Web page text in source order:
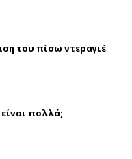
του πίσω ντεραγιέ
πολλά;